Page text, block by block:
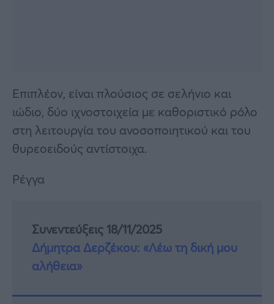
Επιπλέον, είναι πλούσιος σε σελήνιο και
ιώδιο, δύο ιχνοστοιχεία με καθοριστικό ρόλο
στη λειτουργία του ανοσοποιητικού και του
θυρεοειδούς αντίστοιχα.
Ρέγγα
Συνεντεύξεις 18/11/2025
Δήμητρα Δερζέκου: «Λέω τη δική μου
αλήθεια»